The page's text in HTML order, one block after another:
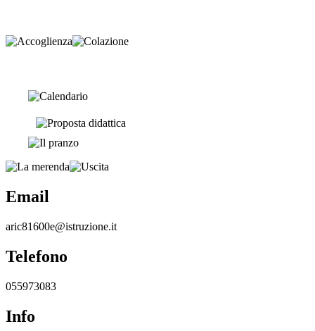
Email
aric81600e@istruzione.it
Telefono
055973083
Info